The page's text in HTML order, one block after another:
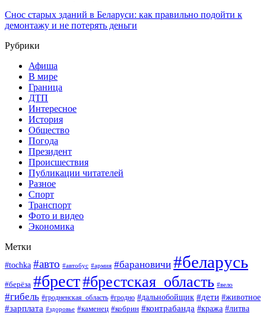
Снос старых зданий в Беларуси: как правильно подойти к
демонтажу и не потерять деньги
Рубрики
Афиша
В мире
Граница
ДТП
Интересное
История
Общество
Погода
Президент
Происшествия
Публикации читателей
Разное
Спорт
Транспорт
Фото и видео
Экономика
Метки
#tochka #авто #автобус #армия #барановичи #беларусь
#берёза #брест#брестская_область #вело
#гибель #гродненская_область #гродно #дальнобойщик #дети #животное
#зарплата #здоровье #каменец #кобрин #контрабанда #кража #литва